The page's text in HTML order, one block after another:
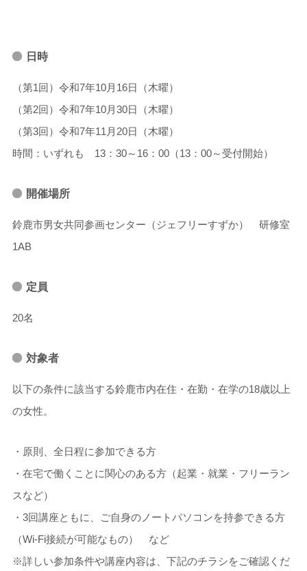
日時
（第1回）令和7年10月16日（木曜）
（第2回）令和7年10月30日（木曜）
（第3回）令和7年11月20日（木曜）
時間：いずれも 13：30～16：00（13：00～受付開始）
開催場所
鈴鹿市男女共同参画センター（ジェフリーすずか） 研修室
1AB
定員
20名
対象者
以下の条件に該当する鈴鹿市内在住・在勤・在学の18歳以上
の女性。
・原則、全日程に参加できる方
・在宅で働くことに関心のある方（起業・就業・フリーラン
スなど）
・3回講座ともに、ご自身のノートパソコンを持参できる方
（Wi-Fi接続が可能なもの） など
※詳しい参加条件や講座内容は、下記のチラシをご確認くだ